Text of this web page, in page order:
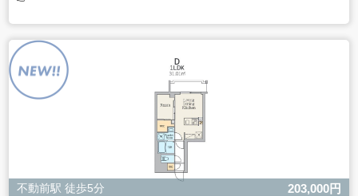
よるものです。
ただし、必要な項目をいただけない場合、適切な対応がで
きない場合があります。
不動前駅 徒歩5分 203,000円